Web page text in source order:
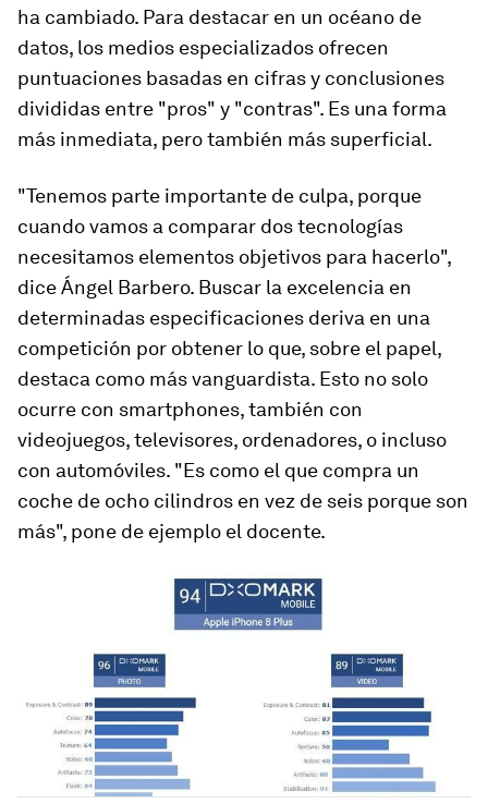
ha cambiado. Para destacar en un océano de
datos, los medios especializados ofrecen
puntuaciones basadas en cifras y conclusiones
divididas entre "pros" y "contras". Es una forma
más inmediata, pero también más superficial.
"Tenemos parte importante de culpa, porque
cuando vamos a comparar dos tecnologías
necesitamos elementos objetivos para hacerlo",
dice Ángel Barbero. Buscar la excelencia en
determinadas especificaciones deriva en una
competición por obtener lo que, sobre el papel,
destaca como más vanguardista. Esto no solo
ocurre con smartphones, también con
videojuegos, televisores, ordenadores, o incluso
con automóviles. "Es como el que compra un
coche de ocho cilindros en vez de seis porque son
más", pone de ejemplo el docente.